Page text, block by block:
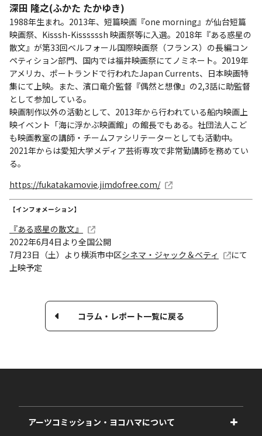
深田 隆之(ふかた たかゆき)
1988年生まれ。2013年、短篇映画『one morning』が仙台短篇
映画祭、Kisssh-Kissssssh 映画祭等に入選。2018年『ある惑星の
散文』が第33回ベルフォール国際映画祭（フランス）の長編コン
ペティション部門、国内では福井映画祭にてノミネート。2019年
アメリカ、ポートランドで行われたJapan Currents、日本映画特
集にて上映。また、濱口竜介監督『偶然と想像』の2,3話に助監督
として参加している。
映画制作以外の活動として、2013年から行われている船内映画上
映イベント「海に浮かぶ映画館」の館長でもある。社団法人こど
も映画教室の講師・チームファシリテーターとしても活動中。
2021年からは愛知大学メディア芸術専攻で非常勤講師を務めてい
る。
https://fukatakamovie.jimdofree.com/
【インフォメーション】
『ある惑星の散文』
2022年6月4日より全国公開
7月23日（土）より横浜市中区シネマ・ジャック＆ベティ
にて
上映予定
コラム・レポート一覧に戻る
アーツコミッション・ヨコハマについて